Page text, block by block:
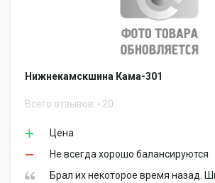
Нижнекамскшина Кама-301
Всего отзывов 20
Цена
Не всегда хорошо балансируются
Брал их некоторое время назад.